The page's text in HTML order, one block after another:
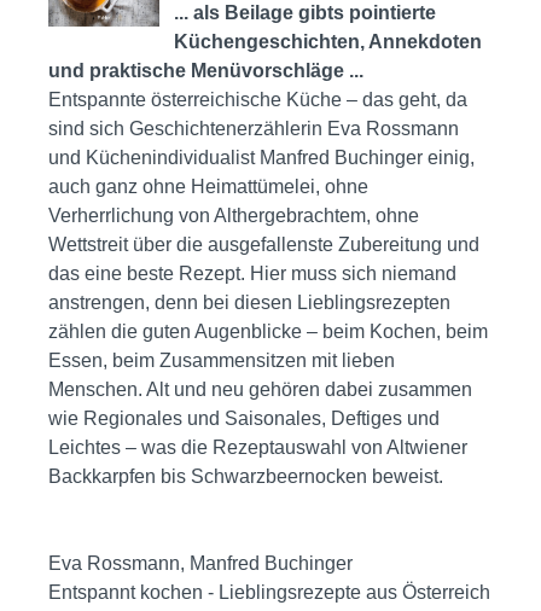
... als Beilage gibts pointierte
Küchengeschichten, Annekdoten
und praktische Menüvorschläge ...
Entspannte österreichische Küche – das geht, da
sind sich Geschichtenerzählerin Eva Rossmann
und Küchenindividualist Manfred Buchinger einig,
auch ganz ohne Heimattümelei, ohne
Verherrlichung von Althergebrachtem, ohne
Wettstreit über die ausgefallenste Zubereitung und
das eine beste Rezept. Hier muss sich niemand
anstrengen, denn bei diesen Lieblingsrezepten
zählen die guten Augenblicke – beim Kochen, beim
Essen, beim Zusammensitzen mit lieben
Menschen. Alt und neu gehören dabei zusammen
wie Regionales und Saisonales, Deftiges und
Leichtes – was die Rezeptauswahl von Altwiener
Backkarpfen bis Schwarzbeernocken beweist.
Eva Rossmann, Manfred Buchinger
Entspannt kochen - Lieblingsrezepte aus Österreich